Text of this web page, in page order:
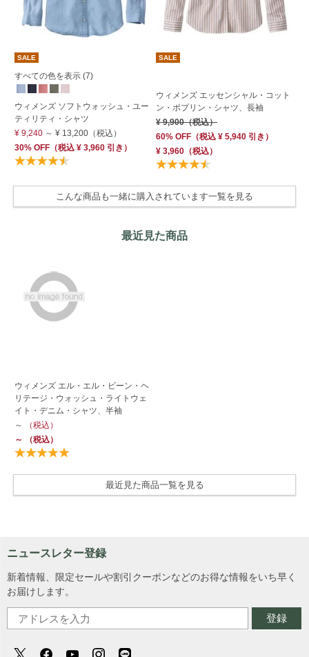
SALE
すべての色を表示 (7)
ウィメンズ ソフトウォッシュ・ユー
ティリティ・シャツ
¥ 9,240～ ¥ 13,200（税込）
30% OFF（税込 ¥ 3,960引き）
SALE
ウィメンズ エッセンシャル・コット
ン・ポプリン・シャツ、長袖
¥ 9,900（税込）
60% OFF （税込 ¥ 5,940 引き）
¥ 3,960 （税込）
こんな商品も一緒に購入されています一覧を見る
最近見た商品
ウィメンズ エル・エル・ビーン・ヘ
リテージ・ウォッシュ・ライトウェ
イト・デニム・シャツ、半袖
～
（税込）
～
（税込）
最近見た商品一覧を見る
ニュースレター登録
新着情報、限定セールや割引クーポンなどのお得な情報をいち早く
お届けします。
登録